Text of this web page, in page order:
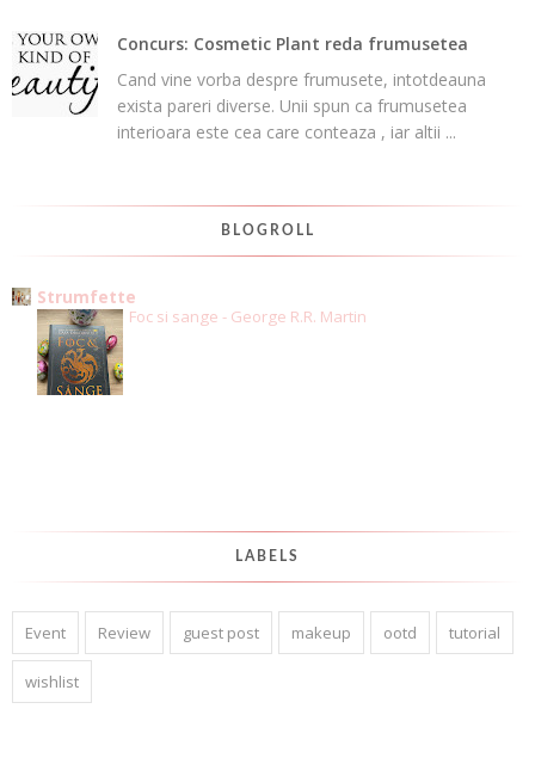
Concurs: Cosmetic Plant reda frumusetea
Cand vine vorba despre frumusete, intotdeauna
exista pareri diverse. Unii spun ca frumusetea
interioara este cea care conteaza , iar altii ...
BLOGROLL
Strumfette
Foc si sange - George R.R. Martin
LABELS
Event Review guest post makeup ootd tutorial
wishlist